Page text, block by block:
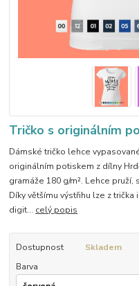
Tričko s originálním
Dámské tričko lehce
originálním potiskem z dílny
gramáže 180 g/m². Lehce
Díky většímu výstřihu lze z
digit... celý popis
Dostupnost
Skladem
Barva